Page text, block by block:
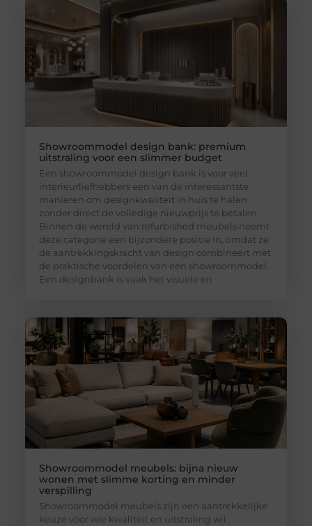
Showroommodel design bank: premium
uitstraling voor een slimmer budget
Een showroommodel design bank is voor veel
interieurliefhebbers een van de interessantste
manieren om designkwaliteit in huis te halen
zonder direct de volledige nieuwprijs te betalen.
Binnen de wereld van refurbished meubels neemt
deze categorie een bijzondere positie in, omdat ze
de aantrekkingskracht van design combineert met
de praktische voordelen van een showroommodel.
Een designbank is vaak het visuele en
Showroommodel meubels: bijna nieuw
wonen met slimme korting en minder
verspilling
Showroommodel meubels zijn een aantrekkelijke
keuze voor wie kwaliteit en uitstraling wil